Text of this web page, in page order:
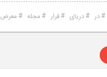
#در #دریای #قرار #مجله #معرض